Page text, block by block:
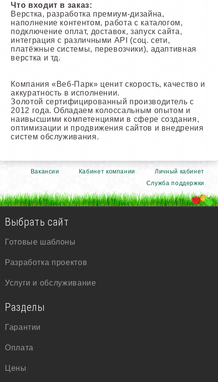
Что входит в заказ:
Верстка, разработка премиум-дизайна,
наполнение контентом, работа с каталогом,
подключение оплат, доставок, запуск сайта,
интеграция с различными API (соц. сети,
платёжные системы, перевозчики), адаптивная
верстка и тд.
Компания «Веб-Парк» ценит скорость, качество и
аккуратность в исполнении.
Золотой сертифицированный производитель с
2012 года. Обладаем колоссальным опытом и
наивысшими компетенциями в сфере создания,
оптимизации и продвижения сайтов и внедрения
систем обслуживания.
Вакансии Кабинет компании
Личный кабинет
Служба поддержки
Выбрать сайт
Готовые шаблоны
Разработка проектов
Услуги и обслуживание
Разделы
Гарантии
Оплата
Цены